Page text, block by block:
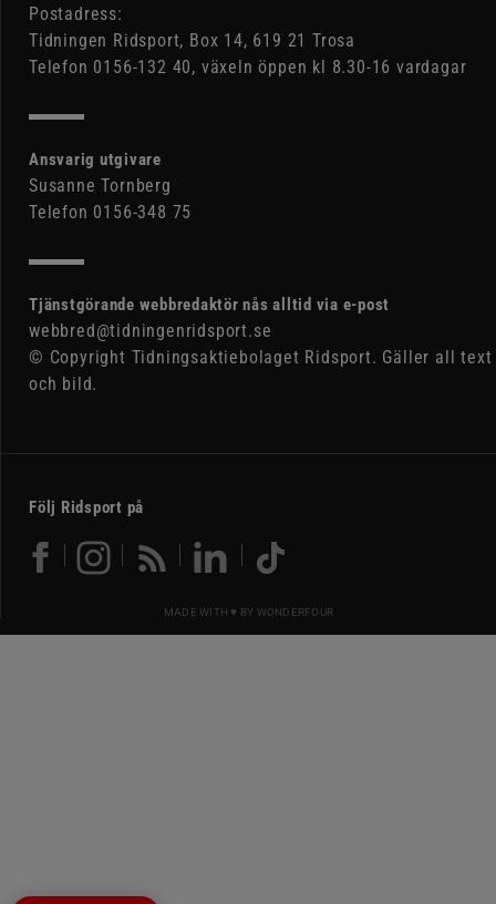
Postadress:
Tidningen Ridsport, Box 14, 619 21 Trosa
Telefon 0156-132 40, växeln öppen kl 8.30-16 vardagar
Ansvarig utgivare
Susanne Tornberg
Telefon 0156-348 75
Tjänstgörande webbredaktör nås alltid via e-post
webbred@tidningenridsport.se
© Copyright Tidningsaktiebolaget Ridsport. Gäller all text
och bild.
Följ Ridsport på
MADE WITH ♥ BY WONDERFOUR